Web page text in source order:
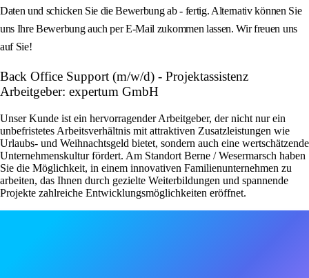
Daten und schicken Sie die Bewerbung ab - fertig. Alternativ können Sie
uns Ihre Bewerbung auch per E-Mail zukommen lassen. Wir freuen uns
auf Sie!
Back Office Support (m/w/d) - Projektassistenz
Arbeitgeber: expertum GmbH
Unser Kunde ist ein hervorragender Arbeitgeber, der nicht nur ein
unbefristetes Arbeitsverhältnis mit attraktiven Zusatzleistungen wie
Urlaubs- und Weihnachtsgeld bietet, sondern auch eine wertschätzende
Unternehmenskultur fördert. Am Standort Berne / Wesermarsch haben
Sie die Möglichkeit, in einem innovativen Familienunternehmen zu
arbeiten, das Ihnen durch gezielte Weiterbildungen und spannende
Projekte zahlreiche Entwicklungsmöglichkeiten eröffnet.